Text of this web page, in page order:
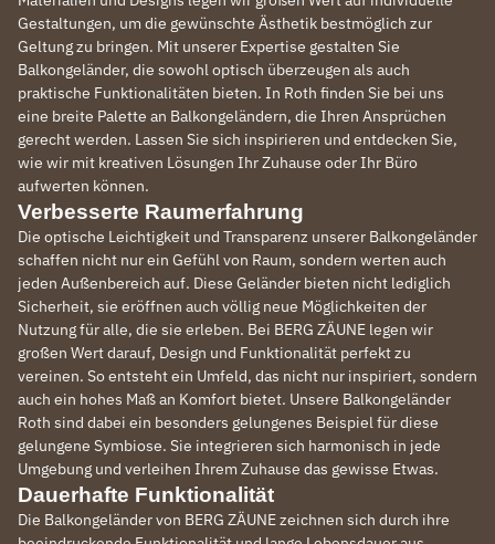
Gestaltungen, um die gewünschte Ästhetik bestmöglich zur
Geltung zu bringen. Mit unserer Expertise gestalten Sie
Balkongeländer, die sowohl optisch überzeugen als auch
praktische Funktionalitäten bieten. In Roth finden Sie bei uns
eine breite Palette an Balkongeländern, die Ihren Ansprüchen
gerecht werden. Lassen Sie sich inspirieren und entdecken Sie,
wie wir mit kreativen Lösungen Ihr Zuhause oder Ihr Büro
aufwerten können.
Verbesserte Raumerfahrung
Die optische Leichtigkeit und Transparenz unserer Balkongeländer
schaffen nicht nur ein Gefühl von Raum, sondern werten auch
jeden Außenbereich auf. Diese Geländer bieten nicht lediglich
Sicherheit, sie eröffnen auch völlig neue Möglichkeiten der
Nutzung für alle, die sie erleben. Bei BERG ZÄUNE legen wir
großen Wert darauf, Design und Funktionalität perfekt zu
vereinen. So entsteht ein Umfeld, das nicht nur inspiriert, sondern
auch ein hohes Maß an Komfort bietet. Unsere Balkongeländer
Roth sind dabei ein besonders gelungenes Beispiel für diese
gelungene Symbiose. Sie integrieren sich harmonisch in jede
Umgebung und verleihen Ihrem Zuhause das gewisse Etwas.
Dauerhafte Funktionalität
Die Balkongeländer von BERG ZÄUNE zeichnen sich durch ihre